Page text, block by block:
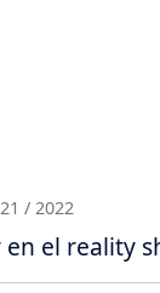
/ 2022
el reality